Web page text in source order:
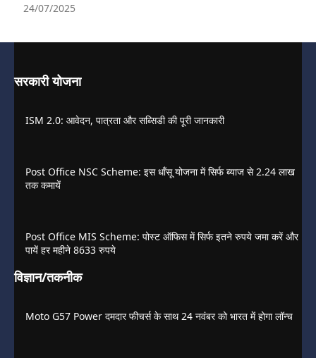
24/07/2025
सरकारी योजना
ISM 2.0: आवेदन, पात्रता और सब्सिडी की पूरी जानकारी
Post Office NSC Scheme: इस धाँसू योजना में सिर्फ ब्याज से 2.24 लाख
तक कमायें
Post Office MIS Scheme: पोस्ट ऑफिस में सिर्फ इतने रुपये जमा करें और
पायें हर महीने 8633 रुपये
विज्ञान/तकनीक
Moto G57 Power दमदार फीचर्स के साथ 24 नवंबर को भारत में होगा लॉन्च